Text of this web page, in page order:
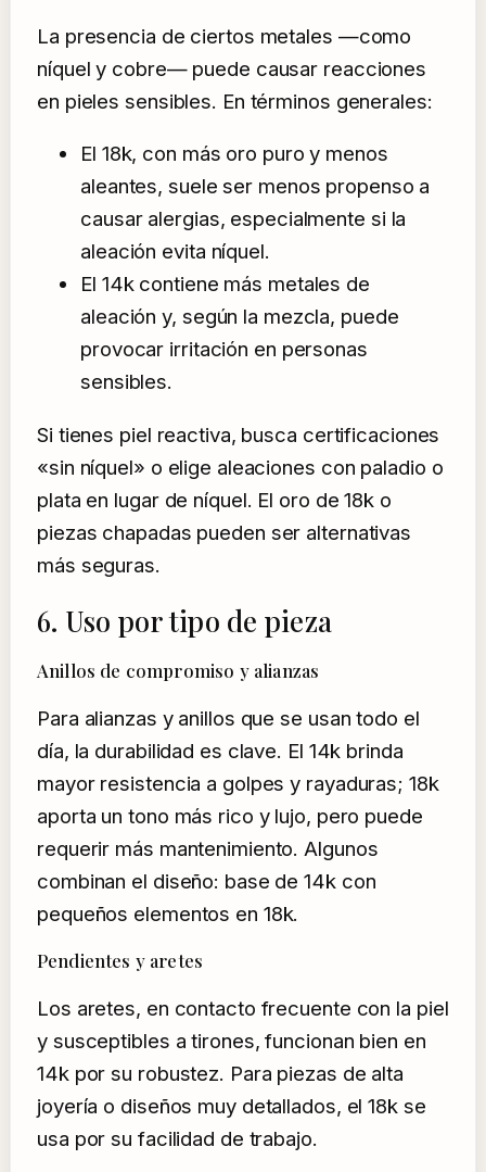
La presencia de ciertos metales —como
níquel y cobre— puede causar reacciones
en pieles sensibles. En términos generales:
El 18k, con más oro puro y menos
aleantes, suele ser menos propenso a
causar alergias, especialmente si la
aleación evita níquel.
El 14k contiene más metales de
aleación y, según la mezcla, puede
provocar irritación en personas
sensibles.
Si tienes piel reactiva, busca certificaciones
«sin níquel» o elige aleaciones con paladio o
plata en lugar de níquel. El oro de 18k o
piezas chapadas pueden ser alternativas
más seguras.
6. Uso por tipo de pieza
Anillos de compromiso y alianzas
Para alianzas y anillos que se usan todo el
día, la durabilidad es clave. El 14k brinda
mayor resistencia a golpes y rayaduras; 18k
aporta un tono más rico y lujo, pero puede
requerir más mantenimiento. Algunos
combinan el diseño: base de 14k con
pequeños elementos en 18k.
Pendientes y aretes
Los aretes, en contacto frecuente con la piel
y susceptibles a tirones, funcionan bien en
14k por su robustez. Para piezas de alta
joyería o diseños muy detallados, el 18k se
usa por su facilidad de trabajo.